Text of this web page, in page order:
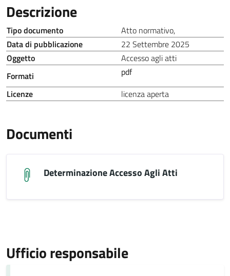
Descrizione
Tipo documento Atto normativo,
Data di pubblicazione
22 Settembre 2025
Oggetto
Accesso agli atti
Formati
pdf
Licenze
licenza aperta
Documenti
Determinazione Accesso Agli Atti
Ufficio responsabile